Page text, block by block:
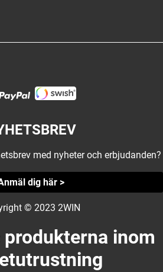
med nyheter och erbjudanden?
dig här >
© 2023 2WIN
produkterna inom